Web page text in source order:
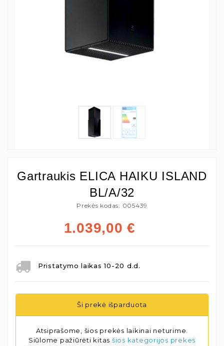
Gartraukis ELICA HAIKU ISLAND
BL/A/32
Prekės kodas: 005439
1.039,00 €
Pristatymo laikas 10-20 d.d.
Ši prekė išparduota
Atsiprašome, šios prekės laikinai neturime.
Siūlome pažiūrėti kitas šios kategorijos prekes